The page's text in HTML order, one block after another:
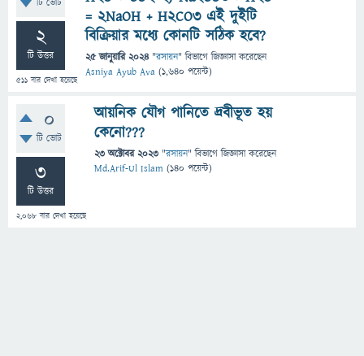
টি ভোট
2
টি উত্তর
511 বার দেখা হয়েছে
= 2NaOH + H2CO3 এই দুইটি
বিক্রিয়ার মধ্যে কোনটি সঠিক হবে?
25 জানুয়ারি 2024 "রসায়ন" বিভাগে জিজ্ঞাসাকরেছেন
Asniya Ayub Ava (1,640 পয়েন্ট)
0
টি ভোট
3
টি উত্তর
2,068 বার দেখা হয়েছে
আয়নিক যৌগ পানিতে দ্রবীভূত হয়
কেনো???
23 অক্টোবর 2023 "রসায়ন" বিভাগে জিজ্ঞাসাকরেছেন
Md.Arif-Ul Islam (140 পয়েন্ট)